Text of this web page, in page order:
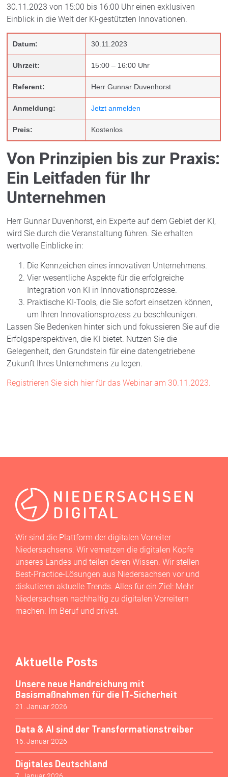
30.11.2023 von 15:00 bis 16:00 Uhr einen exklusiven
Einblick in die Welt der KI-gestützten Innovationen.
Datum: 30.11.2023
Uhrzeit: 15:00 – 16:00 Uhr
Referent: Herr Gunnar Duvenhorst
Anmeldung: Jetzt anmelden
Preis: Kostenlos
Von Prinzipien bis zur Praxis:
Ein Leitfaden für Ihr
Unternehmen
Herr Gunnar Duvenhorst, ein Experte auf dem Gebiet der KI,
wird Sie durch die Veranstaltung führen. Sie erhalten
wertvolle Einblicke in:
Die Kennzeichen eines innovativen Unternehmens.
Vier wesentliche Aspekte für die erfolgreiche
Integration von KI in Innovationsprozesse.
Praktische KI-Tools, die Sie sofort einsetzen können,
um Ihren Innovationsprozess zu beschleunigen.
Lassen Sie Bedenken hinter sich und fokussieren Sie auf die
Erfolgsperspektiven, die KI bietet. Nutzen Sie die
Gelegenheit, den Grundstein für eine datengetriebene
Zukunft Ihres Unternehmens zu legen.
Registrieren Sie sich hier für das Webinar am 30.11.2023.
Wir sind die Plattform der digitalen Vorreiter
Niedersachsens. Wir vernetzen die digitalen Köpfe
unseres Landes und teilen deren Wissen. Wir stellen
Best-Practice-Lösungen aus Niedersachsen vor und
diskutieren aktuelle Trends. Alles für ein Ziel: Mehr
Niedersachsen nachhaltig zu digitalen Vorreitern
machen. Im Beruf und privat.
Aktuelle Posts
Unsere neue Handreichung mit
Basismaßnahmen für die IT-Sicherheit
21. Januar 2026
Data & AI sind der Transformationstreiber
16. Januar 2026
Digitales Deutschland